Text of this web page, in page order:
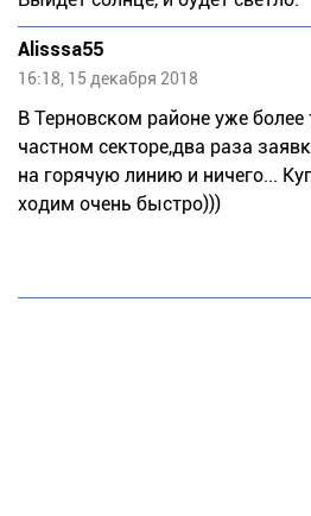
Alisssa55
16:18, 15 декабря 2018
В Терновском районе уже
частном секторе,два раза
на горячую линию и ничего...
ходим очень быстро)))